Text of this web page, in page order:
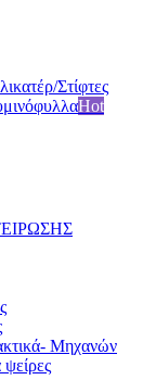
Στίφτες
Hot
Μηχανών